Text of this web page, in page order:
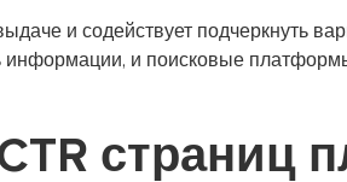
и содействует подчеркнуть
и поисковые
страниц